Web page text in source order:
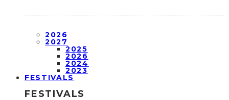
2026
2027
2025
2026
2024
2023
FESTIVALS
FESTIVALS